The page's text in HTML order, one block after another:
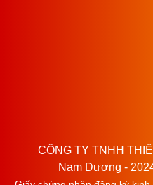
CÔNG TY TNHH
Nam Dương -